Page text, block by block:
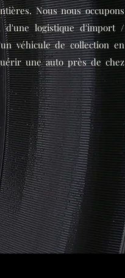
Nous nous occupons
d'une logistique d'import /
véhicule de collection en
une auto près de chez